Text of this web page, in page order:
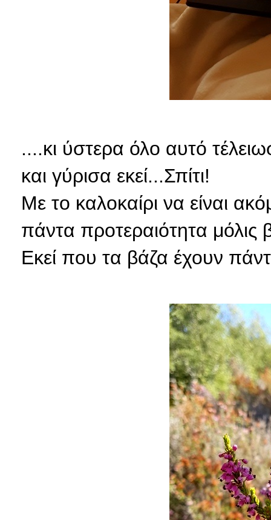
....κι ύστερα όλο αυτό
και γύρισα εκεί...Σπίτι!
Με τo καλοκαίρι να είναι
πάντα προτεραιότητα μόλις
Εκεί που τα βάζα έχουν